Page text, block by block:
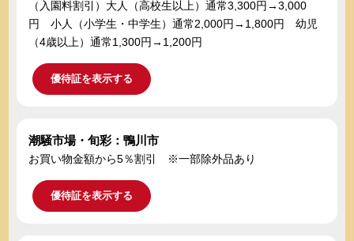
（入園料割引）大人（高校生以上）通常3,300円→3,000
円 小人（小学生・中学生）通常2,000円→1,800円 幼児
（4歳以上）通常1,300円→1,200円
優待証を表示する
潮騒市場・旬彩：鴨川市
お買い物金額から5％割引 ※一部除外品あり
優待証を表示する